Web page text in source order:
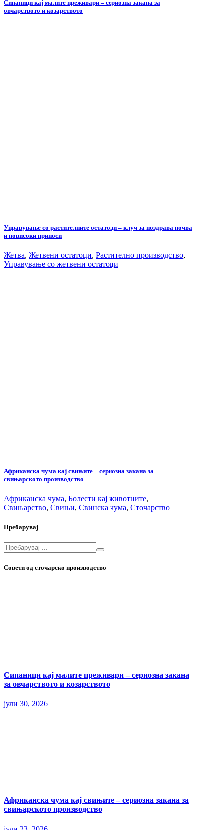
Сипаници кај малите преживари – сериозна закана за
овчарството и козарството
Управување со растителните остатоци – клуч за поздрава почва
и повисоки приноси
Жетва, Жетвени остатоци, Растително производство,
Управување со жетвени остатоци
Африканска чума кај свињите – сериозна закана за
свињарското производство
Африканска чума, Болести кај животните,
Свињарство, Свињи, Свинска чума, Сточарство
Пребарувај
Совети од сточарско производство
Сипаници кај малите преживари – сериозна закана
за овчарството и козарството
јули 30, 2026
Африканска чума кај свињите – сериозна закана за
свињарското производство